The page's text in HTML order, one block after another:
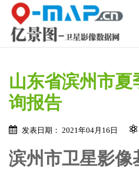
山东省滨州市夏
询报告
发表日期： 2021年04月16日
滨州市卫星影像